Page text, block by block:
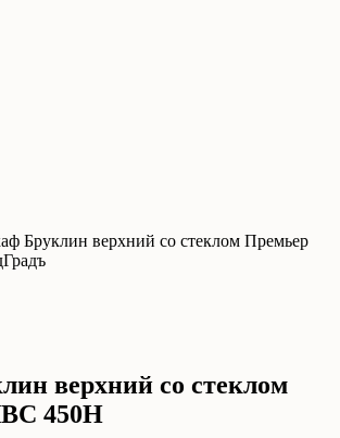
верхний со стеклом
450Н